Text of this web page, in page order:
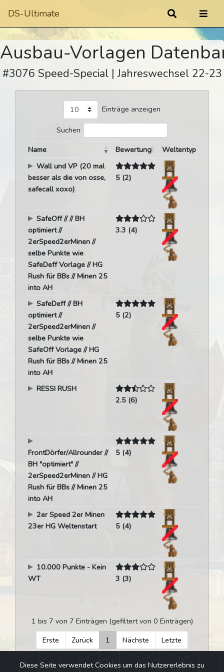
DS-Ultimate
Ausbau-Vorlagen
#3076 Speed-Special | Jahreswechsel 22-23
Einträge anzeigen
Suchen
Name
Bewertung
Weltentyp
Wall und VP (20 mal
besser als die von osse,
safecall xoxo)
5 (2)
SafeOff // // BH
optimiert //
2erSpeed2erMinen //
selbe Punkte wie
SafeDeff Vorlage // HG
Rush für BBs // Minen 25
into AH
3.3 (4)
SafeDeff // BH
optimiert //
2erSpeed2erMinen //
selbe Punkte wie
SafeOff Vorlage // HG
Rush für BBs // Minen 25
into AH
5 (2)
RESSI RUSH
2.5 (6)
FrontDörfer/Allrounder //
BH "optimiert" //
2erSpeed2erMinen // HG
Rush für BBs // Minen 25
into AH
5 (4)
2er Speed 2er Minen
23er HG Weltenstart
5 (4)
10.000 Punkte - Kein
WT
3 (3)
1 bis 7 von 7 Einträgen (gefiltert von 0 Einträgen)
Erste
Zurück 1 Nächste Letzte
Diese Seite verwendet Cookies um das Nutzererlebnis zu